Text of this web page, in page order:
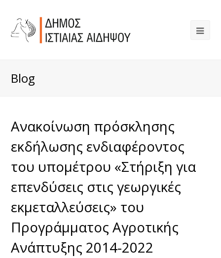
Blog
Ανακοίνωση πρόσκλησης
εκδήλωσης ενδιαφέροντος
του υπομέτρου «Στήριξη για
επενδύσεις στις γεωργικές
εκμεταλλεύσεις» του
Προγράμματος Αγροτικής
Ανάπτυξης 2014-2022